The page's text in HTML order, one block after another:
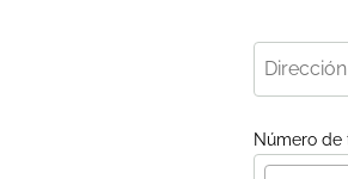
Número de